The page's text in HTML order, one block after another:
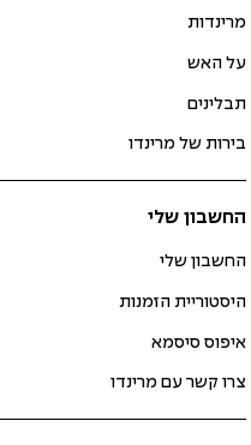
מרינדות
על האש
תבלינים
בירות של מרינדו
החשבון שלי
החשבון שלי
היסטוריית הזמנות
איפוס סיסמא
צרו קשר עם מרינדו